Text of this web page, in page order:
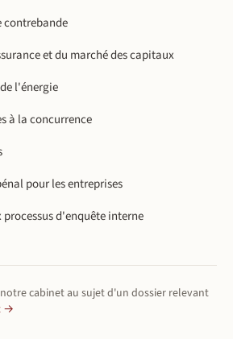
contrebande
et du marché des capitaux
l'énergie
à la concurrence
pour les entreprises
d'enquête interne
cabinet au sujet d'un dossier relevant
→